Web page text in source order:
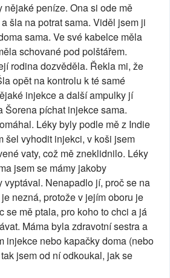
nějaké peníze. Ona si ode mě
šla na potrat sama. Viděl jsem ji
sama. Ve své kabelce měla
schované pod polštářem.
rodina dozvěděla. Řekla mi, že
opět na kontrolu k té samé
injekce a další ampulky jí
Šorena píchat injekce sama.
Léky byly podle mě z Indie
šel vyhodit injekci, v koši jsem
vaty, což mě zneklidnilo. Léky
jsem se mámy jakoby
vyptával. Nenapadlo jí, proč se na
nezná, protože v jejím oboru je
se mě ptala, pro koho to chci a já
Máma byla zdravotní sestra a
injekce nebo kapačky doma (nebo
jsem od ní odkoukal, jak se